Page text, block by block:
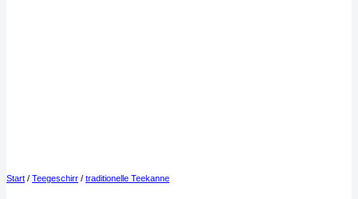
Start / Teegeschirr / traditionelle Teekanne